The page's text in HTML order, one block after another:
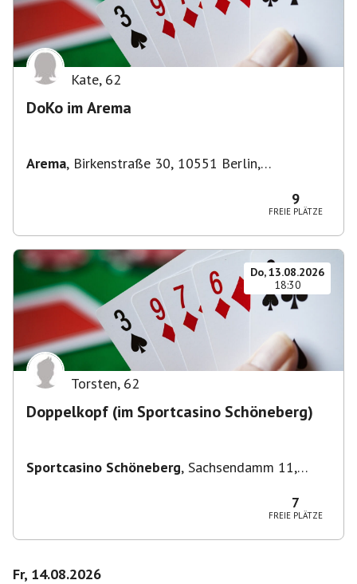
Kate, 62
DoKo im Arema
Arema, Birkenstraße 30, 10551 Berlin,
9
FREIE PLÄTZE
Do, 13.08.2026
18:30
Torsten, 62
Doppelkopf (im Sportcasino Schöneberg)
Sportcasino Schöneberg, Sachsendamm 11,
7
FREIE PLÄTZE
Fr, 14.08.2026